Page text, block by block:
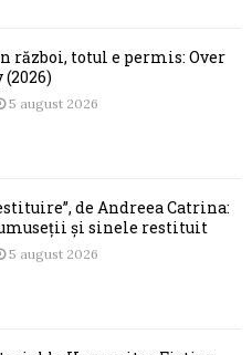
război, totul e permis: Over
(2026)
5 august 2026
de Andreea Catrina:
și sinele restituit
5 august 2026